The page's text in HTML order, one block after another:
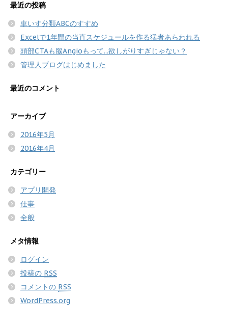
最近の投稿
車いす分類ABCのすすめ
Excelで1年間の当直スケジュールを作る猛者あらわれる
頭部CTAも脳Angioもって...欲しがりすぎじゃない？
管理人ブログはじめました
最近のコメント
アーカイブ
2016年5月
2016年4月
カテゴリー
アプリ開発
仕事
全般
メタ情報
ログイン
投稿の RSS
コメントの RSS
WordPress.org